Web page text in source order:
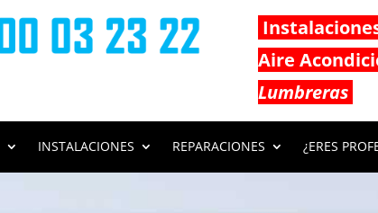
Aire
Lumbreras
INSTALACIONES REPARACIONES ¿ERES